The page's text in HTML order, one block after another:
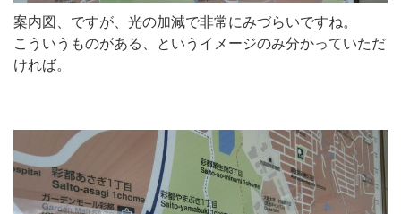
案内図、ですが、光の加減で非常にみづらいですね。
こういうものがある、というイメージのみ分かっていただ
ければ。